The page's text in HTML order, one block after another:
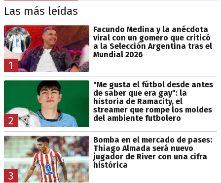
Las más leídas
1
Facundo Medina y la anécdota
viral con un gomero que criticó
a la Selección Argentina tras el
Mundial 2026
2
"Me gusta el fútbol desde antes
de saber que era gay": la
historia de Ramacity, el
streamer que rompe los moldes
del ambiente futbolero
3
Bomba en el mercado de pases:
Thiago Almada será nuevo
jugador de River con una cifra
histórica